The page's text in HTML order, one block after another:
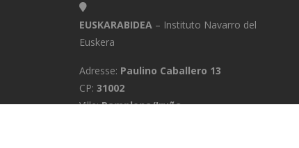
EUSKARABIDEA – Instituto Navarro del
Euskera
Adresse: Paulino Caballero 13
CP: 31002
Ville:Pamplona/Iruña